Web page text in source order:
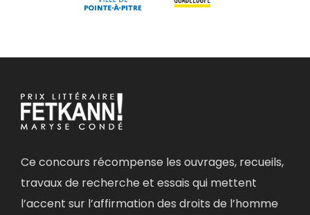
Ce concours récompense les ouvrages, recueils,
travaux de recherche et essais qui mettent
l’accent sur l’affirmation des droits de l’homme